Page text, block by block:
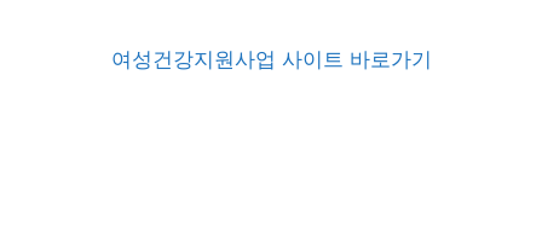
여성건강지원사업 사이트 바로가기